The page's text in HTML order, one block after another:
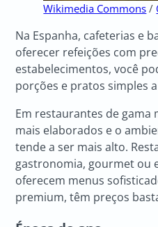
Wikimedia Commons /
Na Espanha, cafeterias e
oferecer refeições com
estabelecimentos, você
porções e pratos simples
Em restaurantes de gama
mais elaborados e o
tende a ser mais alto.
gastronomia, gourmet ou
oferecem menus
premium, têm preços